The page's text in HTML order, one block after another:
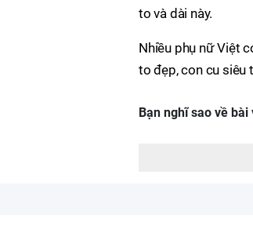
to và dài này.
Nhiều phụ nữ Việt
to đẹp, con cu siêu
Bạn nghĩ sao về bài